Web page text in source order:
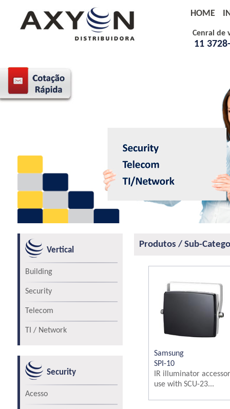
Cenral de
11
HOME
Vertical
Building
Security
Telecom
TI / Network
Security
Acesso
Produtos / Sub-
Samsung
SPI-10
IR illuminator
use with SCU-23...